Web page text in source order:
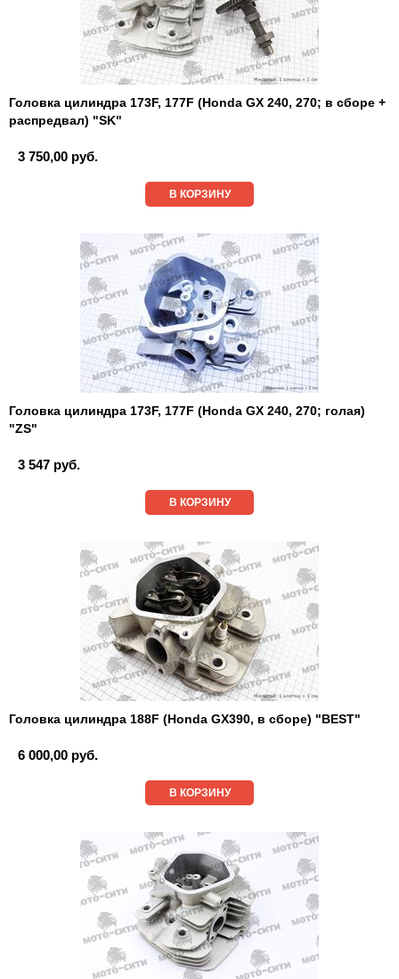
Головка цилиндра 173F, 177F (Honda GX 240, 270; в сборе +
распредвал) "SK"
3 750,00 руб.
В КОРЗИНУ
Головка цилиндра 173F, 177F (Honda GX 240, 270; голая)
"ZS"
3 547 руб.
В КОРЗИНУ
Головка цилиндра 188F (Honda GX390, в сборе) "BEST"
6 000,00 руб.
В КОРЗИНУ